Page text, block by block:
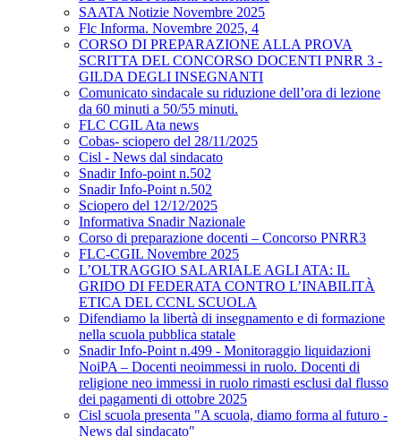
SAATA Notizie Novembre 2025
Flc Informa. Novembre 2025, 4
CORSO DI PREPARAZIONE ALLA PROVA
SCRITTA DEL CONCORSO DOCENTI PNRR 3 -
GILDA DEGLI INSEGNANTI
Comunicato sindacale su riduzione dell’ora di lezione
da 60 minuti a 50/55 minuti.
FLC CGIL Ata news
Cobas- sciopero del 28/11/2025
Cisl - News dal sindacato
Snadir Info-point n.502
Snadir Info-Point n.502
Sciopero del 12/12/2025
Informativa Snadir Nazionale
Corso di preparazione docenti – Concorso PNRR3
FLC-CGIL Novembre 2025
L’OLTRAGGIO SALARIALE AGLI ATA: IL
GRIDO DI FEDERATA CONTRO L’INABILITÀ
ETICA DEL CCNL SCUOLA
Difendiamo la libertà di insegnamento e di formazione
nella scuola pubblica statale
Snadir Info-Point n.499 - Monitoraggio liquidazioni
NoiPA – Docenti neoimmessi in ruolo. Docenti di
religione neo immessi in ruolo rimasti esclusi dal flusso
dei pagamenti di ottobre 2025
Cisl scuola presenta "A scuola, diamo forma al futuro -
News dal sindacato"